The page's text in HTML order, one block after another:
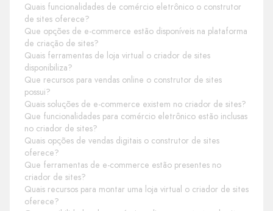
Quais funcionalidades de comércio eletrônico o construtor
de sites oferece?
Que opções de e-commerce estão disponíveis na plataforma
de criação de sites?
Quais ferramentas de loja virtual o criador de sites
disponibiliza?
Que recursos para vendas online o construtor de sites
possui?
Quais soluções de e-commerce existem no criador de sites?
Que funcionalidades para comércio eletrônico estão inclusas
no criador de sites?
Quais opções de vendas digitais o construtor de sites
oferece?
Que ferramentas de e-commerce estão presentes no
criador de sites?
Quais recursos para montar uma loja virtual o criador de sites
oferece?